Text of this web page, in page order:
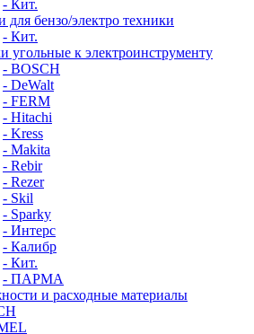
- Кит.
для бензо/электро техники
- Кит.
угольные к электроинструменту
- BOSCH
- DeWalt
- FERM
- Hitachi
- Kress
- Makita
- Rebir
- Rezer
- Skil
- Sparky
- Интерс
- Калибр
- Кит.
- ПАРМА
и расходные материалы